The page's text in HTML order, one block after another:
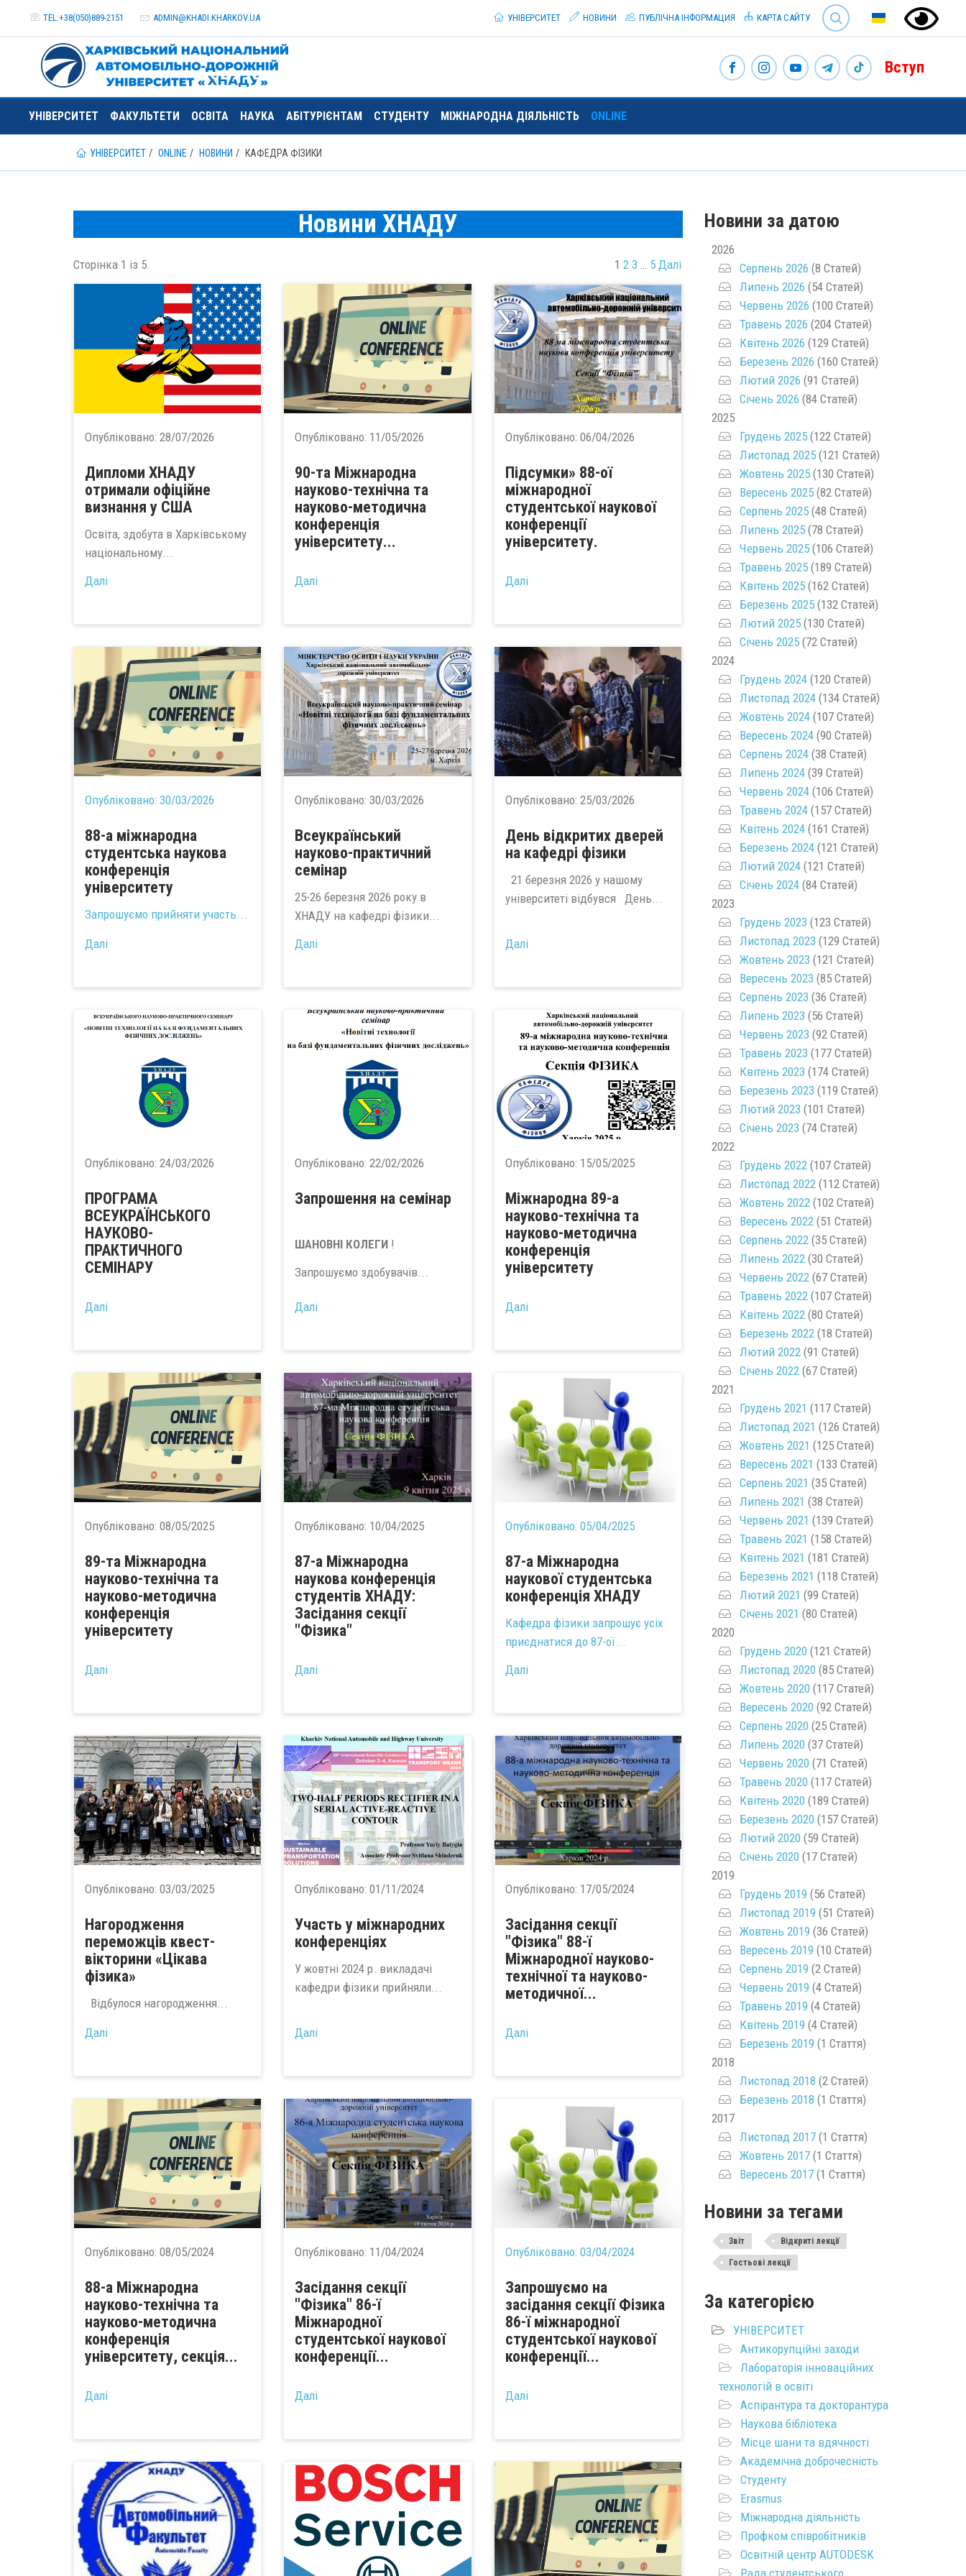
TEL:+38(050)889-2151 ADMIN@KHADI.KHARKOV.UA
SEARCH
УНІВЕРСИТЕТ
НОВИНИ ПУБЛІЧНА ІНФОРМАЦИЯ КАРТА САЙТУ
Вступ
УНІВЕРСИТЕТ ФАКУЛЬТЕТИ ОСВІТА НАУКА АБІТУРІЄНТАМ СТУДЕНТУ МІЖНАРОДНА ДІЯЛЬНІСТЬ ONLINE
УНІВЕРСИТЕТ ONLINE НОВИНИ КАФЕДРА ФІЗИКИ
Новини ХНАДУ
Сторінка 1 із 5. 1 2 3 … 5 Далі
Опубліковано: 28/07/2026
Дипломи ХНАДУ
отримали офіційне
визнання у США
Освіта, здобута в Харківському
національному...
Далі
Опубліковано: 11/05/2026
90-та Міжнародна
науково-технічна та
науково-методична
конференція
університету...
Далі
Опубліковано: 06/04/2026
Підсумки» 88-ої
міжнародної
студентської наукової
конференції
університету.
Далі
Опубліковано: 30/03/2026
88-а міжнародна
студентська наукова
конференція
університету
Запрошуємо прийняти участь...
Далі
Опубліковано:30/03/2026
Всеукраїнський
науково-практичний
семінар
25-26 березня 2026 року в
ХНАДУ на кафедрі фізики...
Далі
Опубліковано: 25/03/2026
День відкритих дверей
на кафедрі фізики
21 березня 2026 у нашому
університеті відбувся День...
Далі
Опубліковано: 24/03/2026
ПРОГРАМА
ВСЕУКРАЇНСЬКОГО
НАУКОВО-
ПРАКТИЧНОГО
СЕМІНАРУ
Далі
Опубліковано:22/02/2026
Запрошення на семінар
ШАНОВНІ КОЛЕГИ !
Запрошуємо здобувачів...
Далі
Опубліковано: 15/05/2025
Міжнародна 89-а
науково-технічна та
науково-методична
конференція
університету
Далі
Опубліковано: 08/05/2025
89-та Міжнародна
науково-технічна та
науково-методична
конференція
університету
Далі
Опубліковано: 10/04/2025
87-а Міжнародна
наукова конференція
студентів ХНАДУ:
Засідання секції
"Фізика"
Далі
Опубліковано: 05/04/2025
87-а Міжнародна
наукової студентська
конференція ХНАДУ
Кафедра фізики запрошує усіх
приєднатися до 87-ої...
Далі
Опубліковано: 03/03/2025
Нагородження
переможців квест-
вікторини «Цікава
фізика»
Відбулося нагородження...
Далі
Опубліковано:01/11/2024
Участь у міжнародних
конференціях
У жовтні 2024 р. викладачі
кафедри фізики прийняли...
Далі
Опубліковано: 17/05/2024
Засідання секції
"Фізика" 88-ї
Міжнародної науково-
технічної та науково-
методичної...
Далі
Опубліковано: 08/05/2024
88-а Міжнародна
науково-технічна та
науково-методична
конференція
університету, секція...
Далі
Опубліковано: 11/04/2024
Засідання секції
"Фізика" 86-ї
Міжнародної
студентської наукової
конференції...
Далі
Опубліковано: 03/04/2024
Запрошуємо на
засідання секції Фізика
86-ї міжнародної
студентської наукової
конференції...
Далі
Новини за датою
2026
Серпень 2026 (8 Статей)
Липень 2026 (54 Статей)
Червень 2026 (100 Статей)
Травень 2026 (204 Статей)
Квітень 2026 (129 Статей)
Березень 2026 (160 Статей)
Лютий 2026 (91 Статей)
Січень 2026 (84 Статей)
2025
Грудень 2025(122 Статей)
Листопад 2025(121 Статей)
Жовтень 2025(130 Статей)
Вересень 2025(82 Статей)
Серпень 2025(48 Статей)
Липень 2025(78 Статей)
Червень 2025(106 Статей)
Травень 2025(189 Статей)
Квітень 2025(162 Статей)
Березень 2025(132 Статей)
Лютий 2025(130 Статей)
Січень 2025(72 Статей)
2024
Грудень 2024(120 Статей)
Листопад 2024(134 Статей)
Жовтень 2024(107 Статей)
Вересень 2024(90 Статей)
Серпень 2024(38 Статей)
Липень 2024(39 Статей)
Червень 2024(106 Статей)
Травень 2024(157 Статей)
Квітень 2024(161 Статей)
Березень 2024(121 Статей)
Лютий 2024(121 Статей)
Січень 2024(84 Статей)
2023
Грудень 2023 (123 Статей)
Листопад 2023 (129 Статей)
Жовтень 2023 (121 Статей)
Вересень 2023 (85 Статей)
Серпень 2023 (36 Статей)
Липень 2023 (56 Статей)
Червень 2023 (92 Статей)
Травень 2023 (177 Статей)
Квітень 2023 (174 Статей)
Березень 2023 (119 Статей)
Лютий 2023 (101 Статей)
Січень 2023 (74 Статей)
2022
Грудень 2022(107 Статей)
Листопад 2022(112 Статей)
Жовтень 2022(102 Статей)
Вересень 2022(51 Статей)
Серпень 2022(35 Статей)
Липень 2022(30 Статей)
Червень 2022(67 Статей)
Травень 2022(107 Статей)
Квітень 2022(80 Статей)
Березень 2022(18 Статей)
Лютий 2022(91 Статей)
Січень 2022(67 Статей)
2021
Грудень 2021 (117 Статей)
Листопад 2021 (126 Статей)
Жовтень 2021 (125 Статей)
Вересень 2021 (133 Статей)
Серпень 2021 (35 Статей)
Липень 2021 (38 Статей)
Червень 2021 (139 Статей)
Травень 2021 (158 Статей)
Квітень 2021 (181 Статей)
Березень 2021 (118 Статей)
Лютий 2021 (99 Статей)
Січень 2021 (80 Статей)
2020
Грудень 2020(121 Статей)
Листопад 2020(85 Статей)
Жовтень 2020(117 Статей)
Вересень 2020(92 Статей)
Серпень 2020(25 Статей)
Липень 2020(37 Статей)
Червень 2020(71 Статей)
Травень 2020(117 Статей)
Квітень 2020(189 Статей)
Березень 2020(157 Статей)
Лютий 2020(59 Статей)
Січень 2020(17 Статей)
2019
Грудень 2019 (56 Статей)
Листопад 2019 (51 Статей)
Жовтень 2019 (36 Статей)
Вересень 2019 (10 Статей)
Серпень 2019 (2 Статей)
Червень 2019 (4 Статей)
Травень 2019 (4 Статей)
Квітень 2019 (4 Статей)
Березень 2019 (1 Стаття)
2018
Листопад 2018 (2 Статей)
Березень 2018 (1 Стаття)
2017
Листопад 2017(1 Стаття)
Жовтень 2017(1 Стаття)
Вересень 2017(1 Стаття)
Новини за тегами
Звіт Відкриті лекції
Гостьові лекції
За категорією
УНІВЕРСИТЕТ
Антикорупційні заходи
Лабораторія інноваційних
технологій в освіті
Аспірантура та докторантура
Наукова бібліотека
Місце шани та вдячності
Академічна доброчесність
Студенту
Erasmus
Міжнародна діяльність
Профком співробітників
Освітній центр AUTODESK
Рада студентського